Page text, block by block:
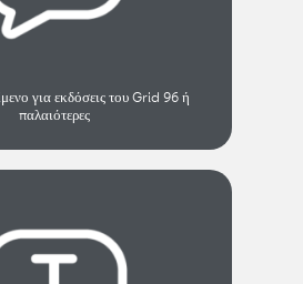
για εκδόσεις του Grid 96 ή
παλαιότερες